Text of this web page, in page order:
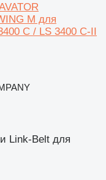
M для
C / LS 3400 C-II
Link-Belt для